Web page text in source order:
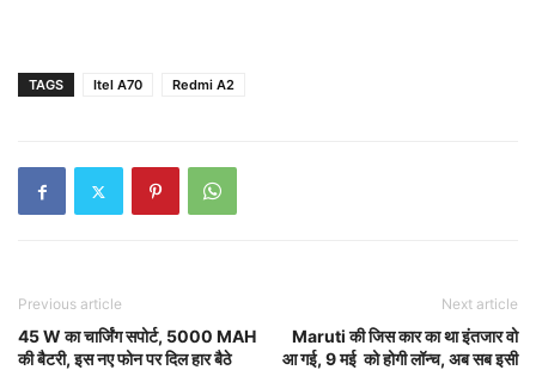
TAGS Itel A70 Redmi A2
Previous article
45 W का चार्जिंग सपोर्ट, 5000 MAH
की बैटरी, इस नए फोन पर दिल हार बैठे
Next article
Maruti की जिस कार का था इंतजार वो
आ गई, 9 मई को होगी लॉन्च, अब सब इसी